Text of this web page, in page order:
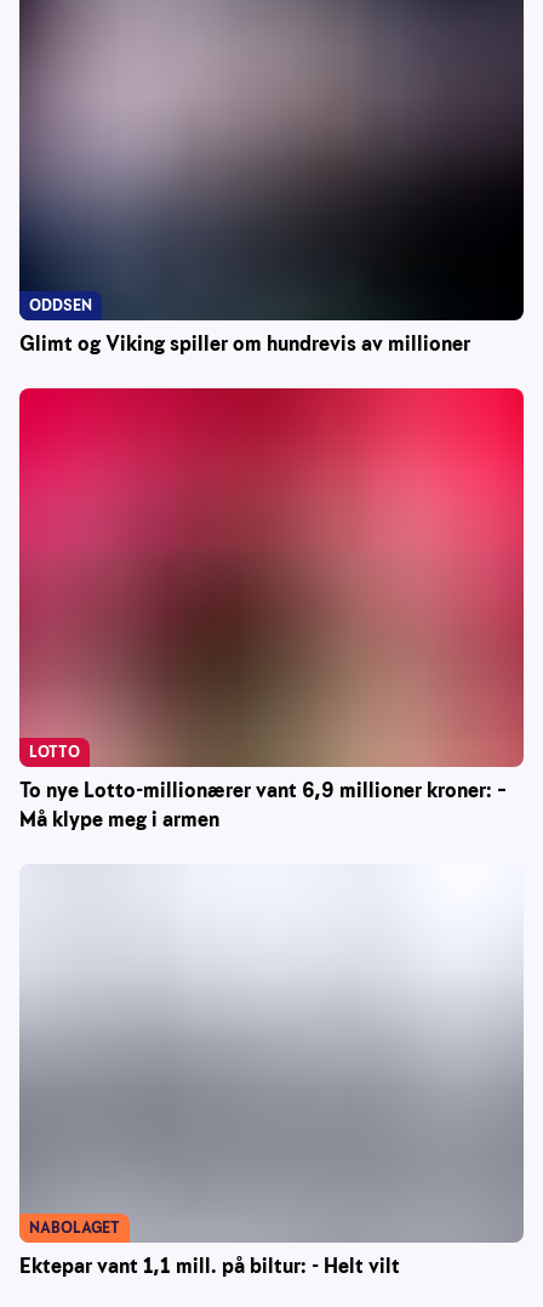
Glimt og Viking spiller om hundrevis av millioner
ODDSEN
To nye Lotto-millionærer vant 6,9 millioner kroner: –
Må klype meg i armen
LOTTO
Ektepar vant 1,1 mill. på biltur: - Helt vilt
NABOLAGET